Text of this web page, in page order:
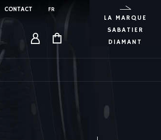
LA MARQUE
SABATIER
DIAMANT
CONTACT FR